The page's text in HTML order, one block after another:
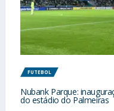
FUTEBOL
Nubank Parque:
do estádio do Palmeiras